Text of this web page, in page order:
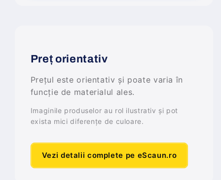
Preț orientativ
Prețul este orientativ și poate varia în
funcție de materialul ales.
Imaginile produselor au rol ilustrativ și pot
exista mici diferențe de culoare.
Vezi detalii complete pe eScaun.ro